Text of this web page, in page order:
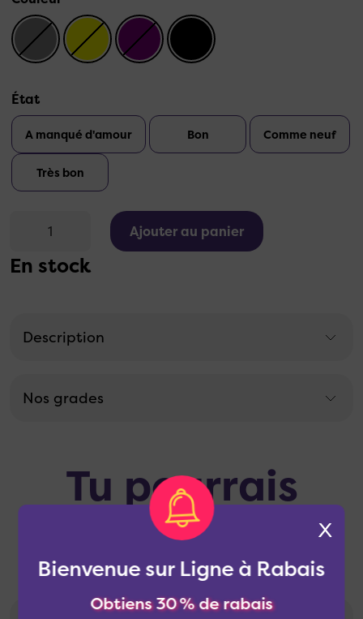
Bienvenue sur Ligne à Rabais
Obtiens 30 % de rabais
X
État
A manqué d'amour Bon Comme neuf
Très bon
Ajouter au panier
En stock
Description
Nos grades
Tu pourrais
aussi aimer